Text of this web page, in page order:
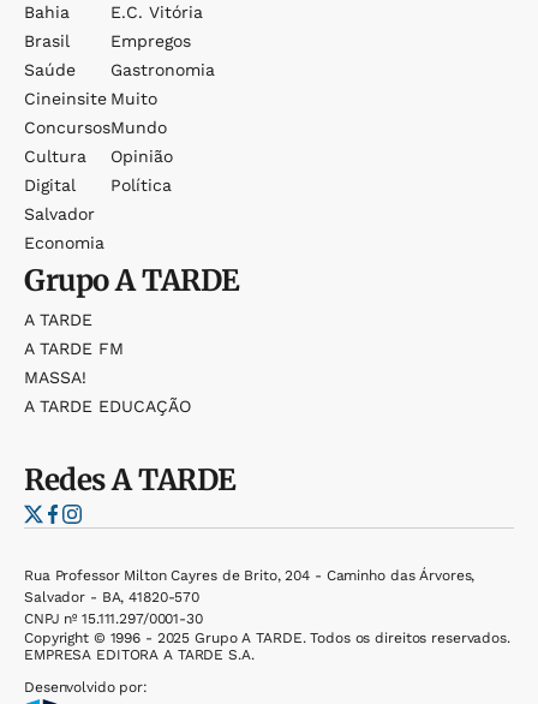
Bahia
Brasil
Saúde
Cineinsite
Concursos
Cultura
Digital
Salvador
Economia
E.c. Vitória
Empregos
Gastronomia
Muito
Mundo
Opinião
Política
GrupoA TARDE
A TARDE
A TARDE FM
MASSA!
A TARDE EDUCAÇÃO
RedesA TARDE
Rua Professor Milton Cayres de Brito, 204 - Caminho das Árvores,
Salvador - BA, 41820-570
CNPJ nº 15.111.297/0001-30
Copyright © 1996 - 2025 Grupo A TARDE. Todos os direitos reservados.
EMPRESA EDITORA A TARDE S.A.
Desenvolvido por: